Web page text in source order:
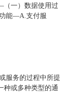
（一）数据使用过
能—A.支付服
服务的过程中所提
种或多种类型的通